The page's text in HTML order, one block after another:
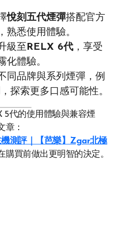
悅刻五代煙彈搭配官方
熟悉使用體驗。
級至RELX 6代 ，享受
化體驗。
同品牌與系列煙彈，例
探索更多口感可能性。
5代的使用體驗與兼容煙
章：
測評｜【芭樂】Zgar北極
購買前做出更明智的決定。